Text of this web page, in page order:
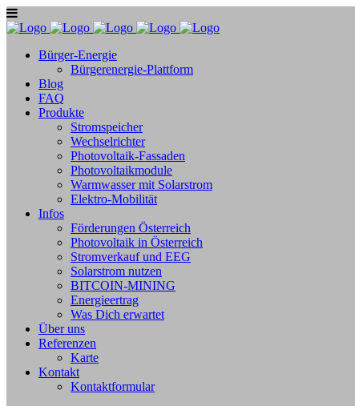
Bürger-Energie
Bürgerenergie-Plattform
Blog
FAQ
Produkte
Stromspeicher
Wechselrichter
Photovoltaik-Fassaden
Photovoltaikmodule
Warmwasser mit Solarstrom
Elektro-Mobilität
Infos
Förderungen Österreich
Photovoltaik in Österreich
Stromverkauf und EEG
Solarstrom nutzen
BITCOIN-MINING
Energieertrag
Was Dich erwartet
Über uns
Referenzen
Karte
Kontakt
Kontaktformular